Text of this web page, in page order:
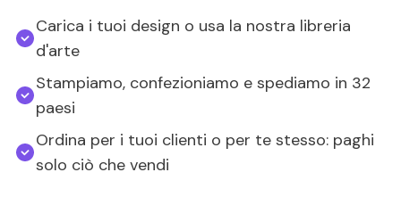
Carica i tuoi design o usa la nostra libreria
d'arte
Stampiamo, confezioniamo e spediamo in 32
paesi
Ordina per i tuoi clienti o per te stesso: paghi
solo ciò che vendi